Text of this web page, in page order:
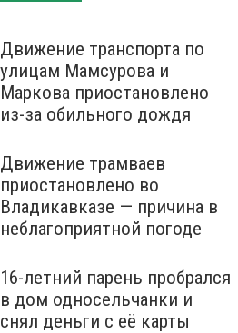
Движение транспорта по
улицам Мамсурова и
Маркова приостановлено
из-за обильного дождя
Движение трамваев
приостановлено во
Владикавказе — причина в
неблагоприятной погоде
16-летний парень пробрался
в дом односельчанки и
снял деньги с её карты